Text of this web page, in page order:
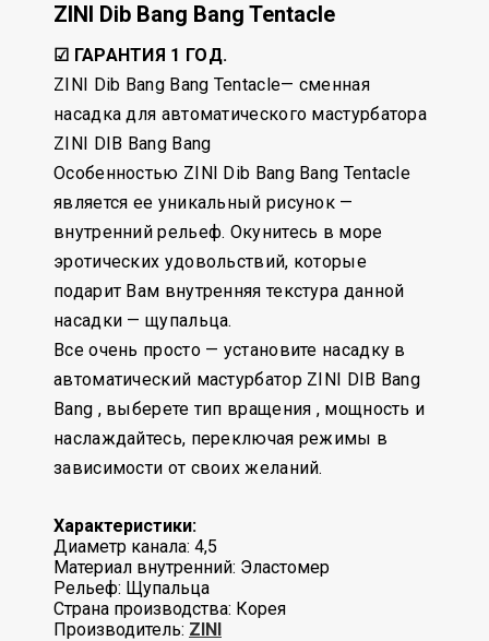
ZINI Dib Bang Bang Tentacle
☑ ГАРАНТИЯ 1 ГОД.
ZINI Dib Bang Bang Tentacle— сменная
насадка для автоматического мастурбатора
ZINI DIB Bang Bang
Особенностью ZINI Dib Bang Bang Tentacle
является ее уникальный рисунок —
внутренний рельеф. Окунитесь в море
эротических удовольствий, которые
подарит Вам внутренняя текстура данной
насадки — щупальца.
Все очень просто — установите насадку в
автоматический мастурбатор ZINI DIB Bang
Bang , выберете тип вращения , мощность и
наслаждайтесь, переключая режимы в
зависимости от своих желаний.
Характеристики:
Диаметр канала: 4,5
Материал внутренний: Эластомер
Рельеф: Щупальца
Страна производства: Корея
Производитель: ZINI